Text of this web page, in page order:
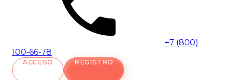
+7 (800)
100-66-78
ACCESO REGISTRO